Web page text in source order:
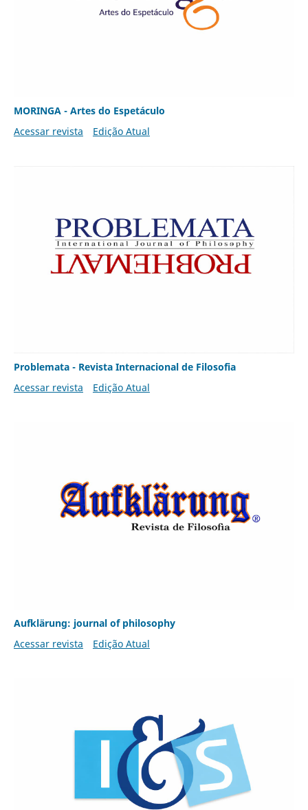
MORINGA - Artes do Espetáculo
Acessar revista
Edição Atual
Problemata - Revista Internacional de Filosofia
Acessar revista
Edição Atual
Aufklärung: journal of philosophy
Acessar revista
Edição Atual